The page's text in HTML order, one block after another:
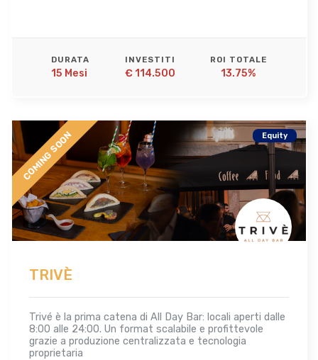
COMING SOON Equity
TRIVÈ
Trivé è la prima catena di All Day Bar: locali aperti dalle
8:00 alle 24:00. Un format scalabile e profittevole
grazie a produzione centralizzata e tecnologia
proprietaria
DURATA
15 Mesi
INVESTITI
€ 114.500
ROI TOTALE
13.75%